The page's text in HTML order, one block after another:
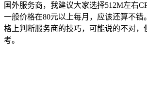
国外服务商，我建议大家选择512M左右
一般价格在80元以上每月，应该还算不错
格上判断服务商的技巧，可能说的不对，
考。